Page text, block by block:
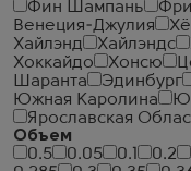
Фин Шампань
Венеция-Джулия
Хайлэнд
Хайлэндс
Хоккайдо
Хонсю
Шаранта
Эдинбург
Южная Каролина
Ярославская
Объем
0.5
0.05 0.1 0.2